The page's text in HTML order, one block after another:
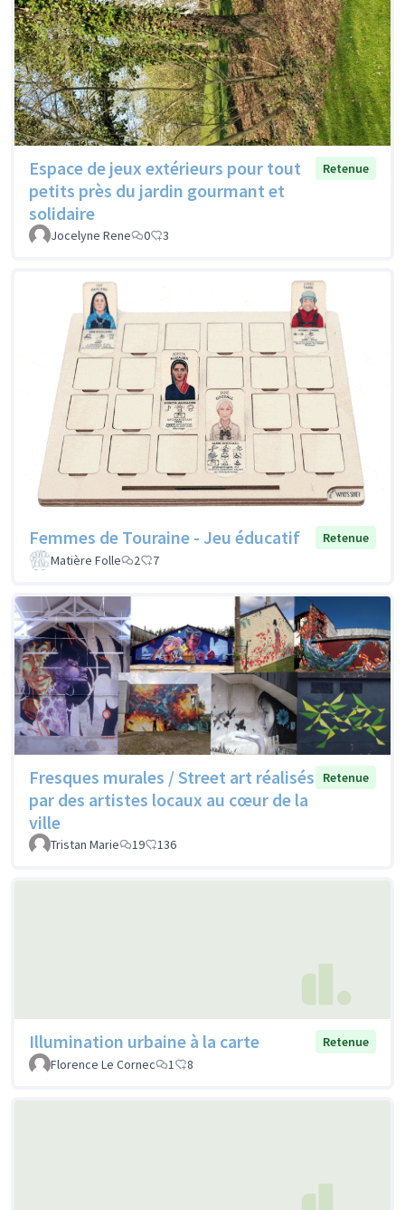
Espace de jeux extérieurs pour tout
petits près du jardin gourmant et
solidaire
Retenue
Jocelyne Rene 0 3
Femmes de Touraine - Jeu éducatif
Retenue
Matière Folle
2 7
Fresques murales / Street art réalisés
par des artistes locaux au cœur de la
ville
Retenue
Tristan Marie 19 136
Illumination urbaine à la carte
Retenue
Florence Le Cornec
1 8